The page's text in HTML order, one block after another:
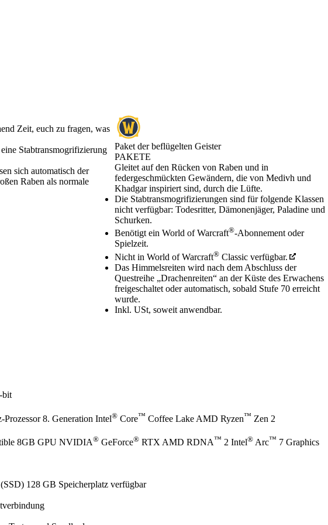
Paket der beflügelten Geister
PAKETE
Product Notification
Gleitet auf den Rücken von Raben und in
federgeschmückten Gewändern, die von Medivh und
Khadgar inspiriert sind, durch die Lüfte.
Preis
Available actions
Die Stabtransmogrifizierungen sind für folgende Klassen
nicht verfügbar: Todesritter, Dämonenjäger, Paladine und
Schurken.
Benötigt ein World of Warcraft®-Abonnement oder
Spielzeit.
Nicht in World of Warcraft® Classic verfügbar.
Das Himmelsreiten wird nach dem Abschluss der
Questreihe „Drachenreiten“ an der Küste des Erwachens
freigeschaltet oder automatisch, sobald Stufe 70 erreicht
wurde.
Inkl. USt, soweit anwendbar.
Zeit, euch zu fragen, was
Stabtransmogrifizierung
sich automatisch der
Raben als normale
bit
8. Generation Intel® Core™ Coffee Lake AMD Ryzen™ Zen 2
8GB GPU NVIDIA® GeForce® RTX AMD RDNA™ 2 Intel® Arc™ 7 Graphics
128 GB Speicherplatz verfügbar